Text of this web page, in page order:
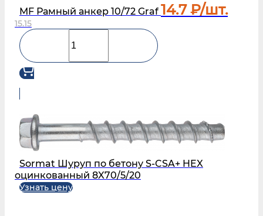
MF Рамный анкер 10/72 Graf 14.7₽/шт.
15.15
Sormat Шуруп по бетону S‑CSA+ HEX
оцинкованный 8X70/5/20
Узнать цену